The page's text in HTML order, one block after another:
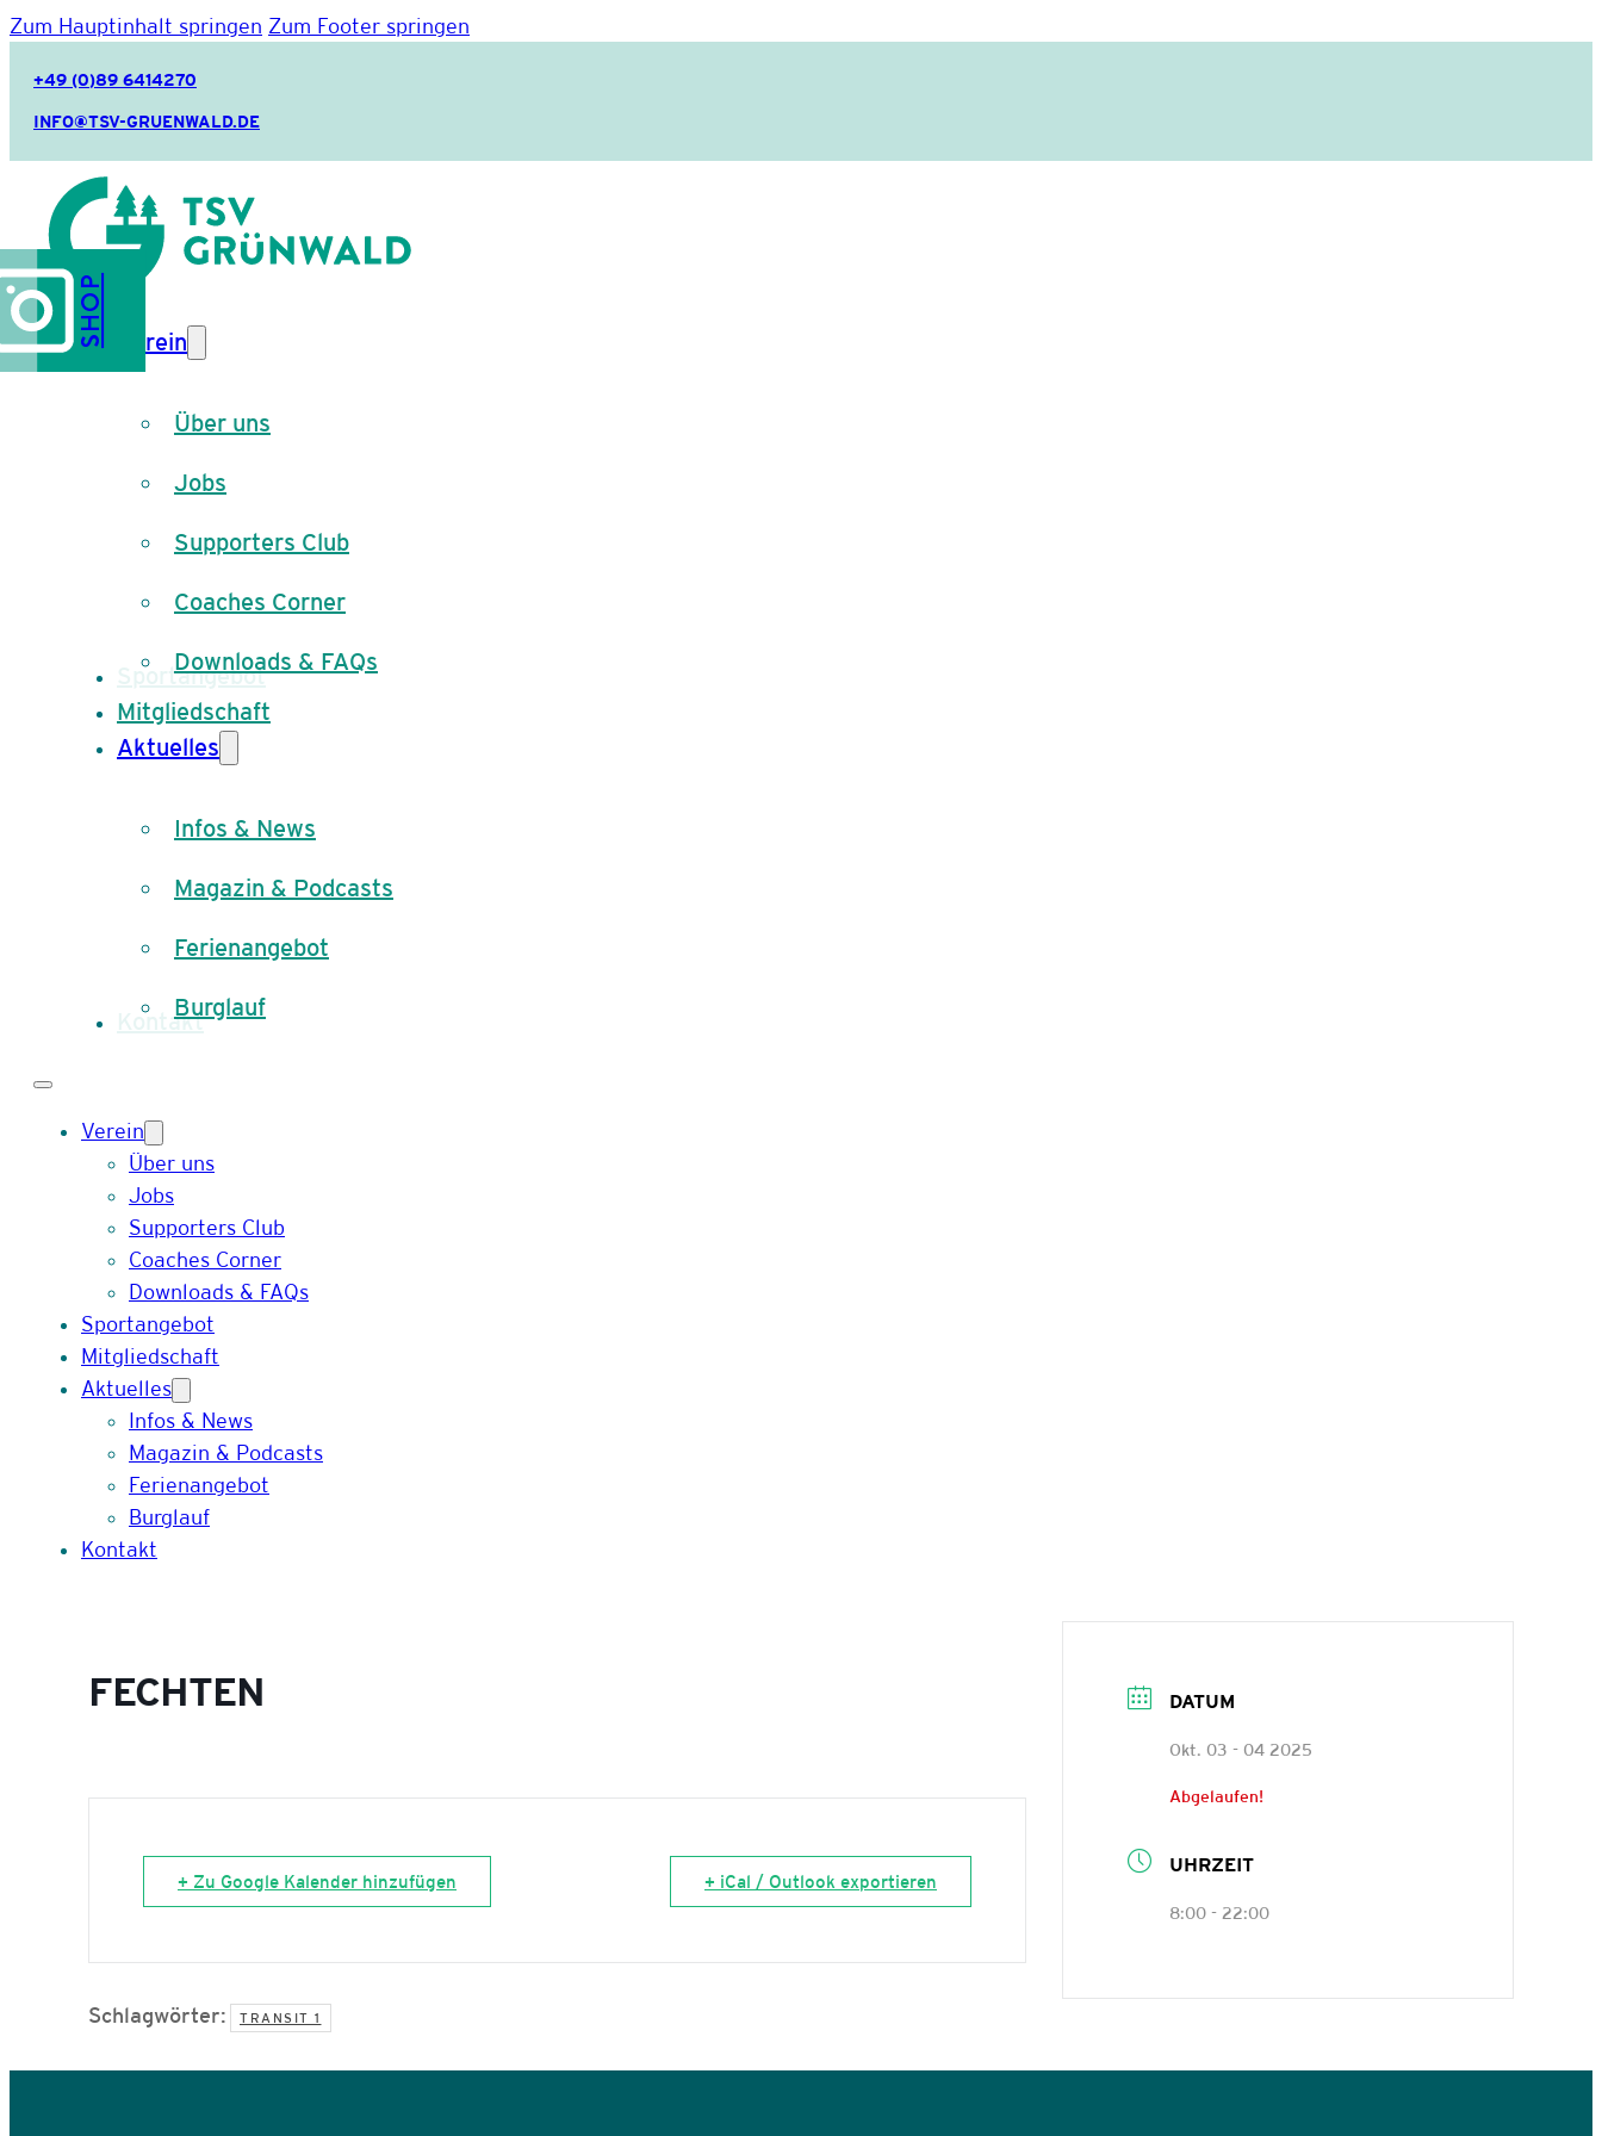
Zum Hauptinhalt springen Zum Footer springen
+49 (0)89 6414270
INFO@TSV-GRUENWALD.DE
Verein
Über uns
Jobs
Supporters Club
Coaches Corner
Downloads & FAQs
Sportangebot
Mitgliedschaft
Aktuelles
Infos & News
Magazin & Podcasts
Ferienangebot
Burglauf
Kontakt
Verein
Über uns
Jobs
Supporters Club
Coaches Corner
Downloads & FAQs
Sportangebot
Mitgliedschaft
Aktuelles
Infos & News
Magazin & Podcasts
Ferienangebot
Burglauf
Kontakt
SHOP
FECHTEN
+ Zu Google Kalender hinzufügen + iCal / Outlook exportieren
Schlagwörter: TRANSIT 1
DATUM
Okt. 03 - 04 2025
Abgelaufen!
UHRZEIT
8:00 - 22:00